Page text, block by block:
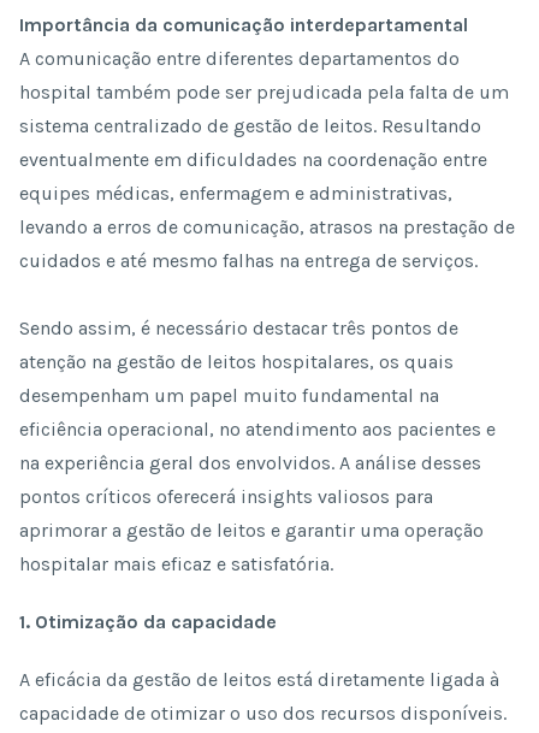
Importância da comunicação interdepartamental
A comunicação entre diferentes departamentos do
hospital também pode ser prejudicada pela falta de um
sistema centralizado de gestão de leitos. Resultando
eventualmente em dificuldades na coordenação entre
equipes médicas, enfermagem e administrativas,
levando a erros de comunicação, atrasos na prestação de
cuidados e até mesmo falhas na entrega de serviços.
Sendo assim, é necessário destacar três pontos de
atenção na gestão de leitos hospitalares, os quais
desempenham um papel muito fundamental na
eficiência operacional, no atendimento aos pacientes e
na experiência geral dos envolvidos. A análise desses
pontos críticos oferecerá insights valiosos para
aprimorar a gestão de leitos e garantir uma operação
hospitalar mais eficaz e satisfatória.
1. Otimização da capacidade
A eficácia da gestão de leitos está diretamente ligada à
capacidade de otimizar o uso dos recursos disponíveis.